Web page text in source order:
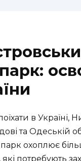
в Україні,
та Одеській
охоплює
потребують